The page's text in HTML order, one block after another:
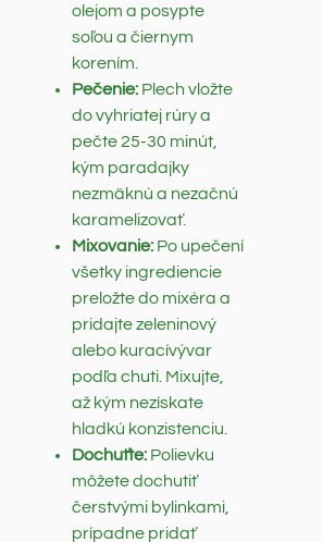
olejom a posypte
soľou a čiernym
korením.
Pečenie: Plech vložte
do vyhriatej rúry a
pečte 25-30 minút,
kým paradajky
nezmäknú a nezačnú
karamelizovať.
Mixovanie: Po upečení
všetky ingrediencie
preložte do mixéra a
pridajte zeleninový
alebo kuracívývar
podľa chuti. Mixujte,
až kým nezískate
hladkú konzistenciu.
Dochuťte: Polievku
môžete dochutiť
čerstvými bylinkami,
prípadne pridať